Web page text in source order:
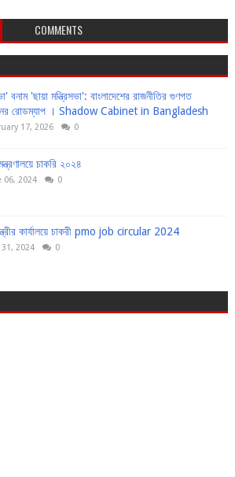
COMMENTS
বনাম 'ছায়া মন্ত্রিসভা': বাংলাদেশের রাজনীতির গুণগত
রোডম্যাপ । Shadow Cabinet in Bangladesh
17, 2026 0
চাকরি ২০২৪
06, 2024 0
কার্যালয়ে চাকরী pmo job circular 2024
31, 2024 0